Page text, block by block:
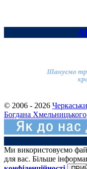
© 2006 - 2026
Богдана Хмельницького
Ми використовуємо
для вас. Більше